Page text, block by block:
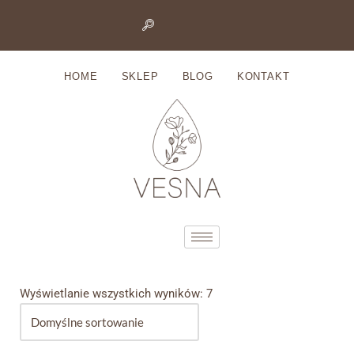
HOME SKLEP BLOG KONTAKT
Wyświetlanie wszystkich wyników: 7